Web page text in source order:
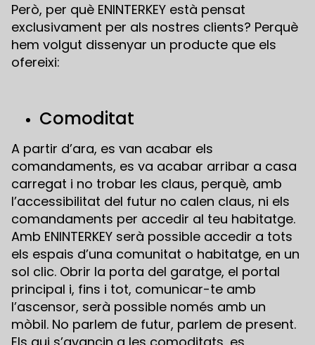
Però, per què ENINTERKEY està pensat
exclusivament per als nostres clients? Perquè
hem volgut dissenyar un producte que els
ofereixi:
Comoditat
A partir d’ara, es van acabar els
comandaments, es va acabar arribar a casa
carregat i no trobar les claus, perquè, amb
l’accessibilitat del futur no calen claus, ni els
comandaments per accedir al teu habitatge.
Amb ENINTERKEY serà possible accedir a tots
els espais d’una comunitat o habitatge, en un
sol clic. Obrir la porta del garatge, el portal
principal i, fins i tot, comunicar-te amb
l’ascensor, serà possible només amb un
mòbil. No parlem de futur, parlem de present.